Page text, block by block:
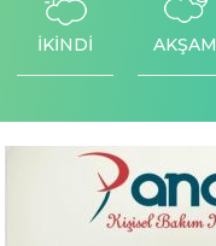
İKİNDİ AKŞAM